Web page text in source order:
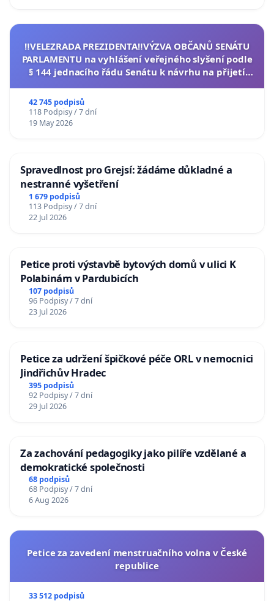
‼️VELEZRADA PREZIDENTA‼️VÝZVA OBČANŮ SENÁTU
PARLAMENTU na vyhlášení veřejného slyšení podle
§ 144 jednacího řádu Senátu k návrhu na přijetí
42 745 podpisů
118 Podpisy / 7 dní
19 May 2026
Spravedlnost pro Grejsí: žádáme důkladné a
nestranné vyšetření
1 679 podpisů
113 Podpisy / 7 dní
22 Jul 2026
Petice proti výstavbě bytových domů v ulici K
Polabinám v Pardubicích
107 podpisů
96 Podpisy / 7 dní
23 Jul 2026
Petice za udržení špičkové péče ORL v nemocnici
Jindřichův Hradec
395 podpisů
92 Podpisy / 7 dní
29 Jul 2026
Za zachování pedagogiky jako pilíře vzdělané a
demokratické společnosti
68 podpisů
68 Podpisy / 7 dní
6 Aug 2026
Petice za zavedení menstruačního volna v České
republice
33 512 podpisů